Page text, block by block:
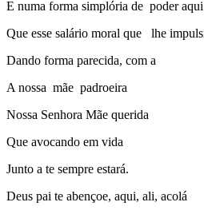
E numa forma simplória de poder
Que esse salário moral que lhe
Dando forma parecida, com a
A nossa mãe padroeira
Nossa Senhora Mãe querida
Que avocando em vida
Junto a te sempre estará.
Deus pai te abençoe, aqui, ali, acolá